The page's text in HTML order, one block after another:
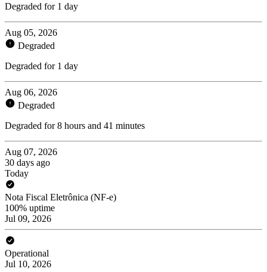
Degraded for 1 day
Aug 05, 2026
Degraded
Degraded for 1 day
Aug 06, 2026
Degraded
Degraded for 8 hours and 41 minutes
Aug 07, 2026
30 days ago
Today
Nota Fiscal Eletrônica (NF-e)
100% uptime
Jul 09, 2026
Operational
Jul 10, 2026